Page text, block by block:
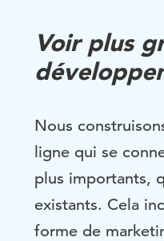
Voir plus
Nous
ligne qui se
plus importants,
existants. Cela
forme de